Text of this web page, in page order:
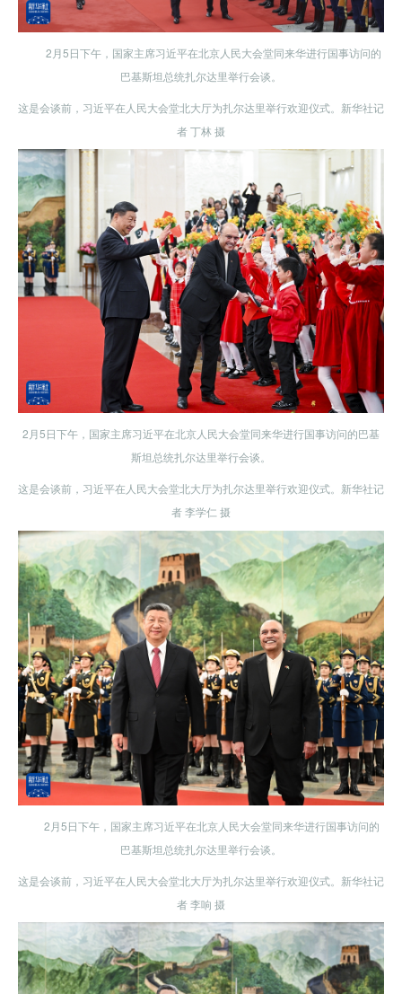
2月5日下午，国家主席习近平在北京人民大会堂同来华进行国事访问的
巴基斯坦总统扎尔达里举行会谈。
这是会谈前，习近平在人民大会堂北大厅为扎尔达里举行欢迎仪式。新华社记
者 丁林 摄
2月5日下午，国家主席习近平在北京人民大会堂同来华进行国事访问的巴基
斯坦总统扎尔达里举行会谈。
这是会谈前，习近平在人民大会堂北大厅为扎尔达里举行欢迎仪式。新华社记
者 李学仁 摄
2月5日下午，国家主席习近平在北京人民大会堂同来华进行国事访问的
巴基斯坦总统扎尔达里举行会谈。
这是会谈前，习近平在人民大会堂北大厅为扎尔达里举行欢迎仪式。新华社记
者 李响 摄